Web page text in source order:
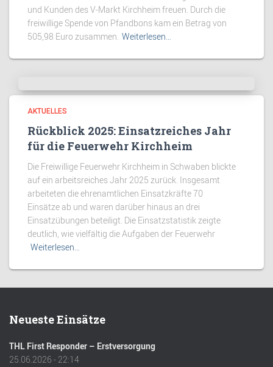
und Kunden des V-Markt Kirchheim freuen. Durch die
freiwillige Spende von Pfandbons kam ein Betrag von
505,98 Euro zusammen. Weiterlesen…
AKTUELLES
Rückblick 2025: Einsatzreiches Jahr
für die Feuerwehr Kirchheim
Die Freiwillige Feuerwehr Kirchheim in Schwaben blickte
auf ein arbeitsreiches Jahr 2025 zurück. Insgesamt
arbeiteten die ehrenamtlichen Einsatzkräfte 70
Einsätze ab und waren darüber hinaus an drei
Einsatzübungen beteiligt. Die Einsatzstatistik zeigte
deutlich, wie vielfältig die Aufgaben der Feuerwehr
Weiterlesen…
Neueste Einsätze
THL First Responder – Erstversorgung
25.06.2026 - 22:14